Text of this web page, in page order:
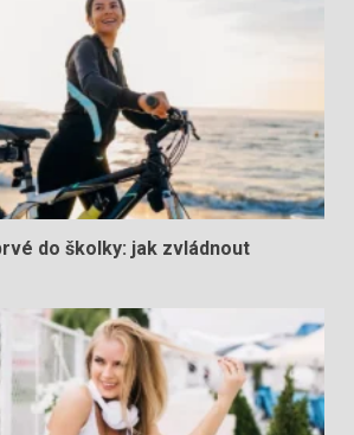
do školky: jak zvládnout